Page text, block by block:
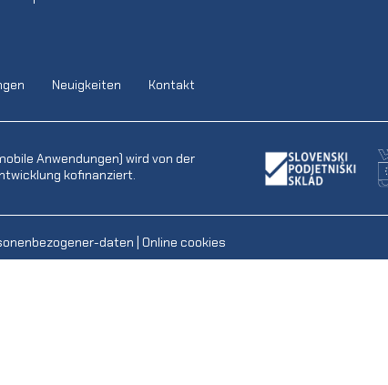
Neuigkeiten Kontakt
Anwendungen) wird von der
kofinanziert.
daten Online cookies